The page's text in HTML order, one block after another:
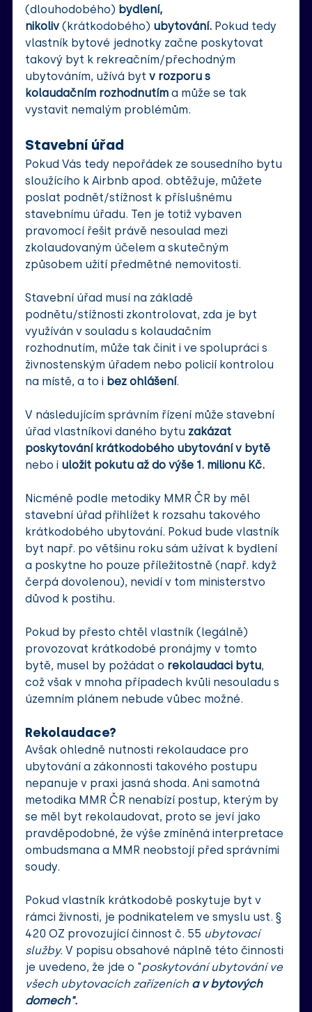
(dlouhodobého) bydlení,
nikoliv (krátkodobého) ubytování. Pokud tedy
vlastník bytové jednotky začne poskytovat
takový byt k rekreačním/přechodným
ubytováním, užívá byt v rozporu s
kolaudačním rozhodnutím a může se tak
vystavit nemalým problémům.
Stavební úřad
Pokud Vás tedy nepořádek ze sousedního bytu
sloužícího k Airbnb apod. obtěžuje, můžete
poslat podnět/stížnost k příslušnému
stavebnímu úřadu. Ten je totiž vybaven
pravomocí řešit právě nesoulad mezi
zkolaudovaným účelem a skutečným
způsobem užití předmětné nemovitosti.
Stavební úřad musí na základě
podnětu/stížnosti zkontrolovat, zda je byt
využíván v souladu s kolaudačním
rozhodnutím, může tak činit i ve spolupráci s
živnostenským úřadem nebo policií kontrolou
na místě, a to i bez ohlášení.
V následujícím správním řízení může stavební
úřad vlastníkovi daného bytu zakázat
poskytování krátkodobého ubytování v bytě
nebo i uložit pokutu až do výše 1. milionu Kč.
Nicméně podle metodiky MMR ČR by měl
stavební úřad přihlížet k rozsahu takového
krátkodobého ubytování. Pokud bude vlastník
byt např. po většinu roku sám užívat k bydlení
a poskytne ho pouze příležitostně (např. když
čerpá dovolenou), nevidí v tom ministerstvo
důvod k postihu.
Pokud by přesto chtěl vlastník (legálně)
provozovat krátkodobé pronájmy v tomto
bytě, musel by požádat o rekolaudaci bytu,
což však v mnoha případech kvůli nesouladu s
územním plánem nebude vůbec možné.
Rekolaudace?
Avšak ohledně nutnosti rekolaudace pro
ubytování a zákonnosti takového postupu
nepanuje v praxi jasná shoda. Ani samotná
metodika MMR ČR nenabízí postup, kterým by
se měl byt rekolaudovat, proto se jeví jako
pravděpodobné, že výše zmíněná interpretace
ombudsmana a MMR neobstojí před správními
soudy.
Pokud vlastník krátkodobě poskytuje byt v
rámci živnosti, je podnikatelem ve smyslu ust. §
420 OZ provozující činnost č. 55 ubytovací
služby. V popisu obsahové náplně této činnosti
je uvedeno, že jde o "poskytování ubytování ve
všech ubytovacích zařízeních a v bytových
domech".